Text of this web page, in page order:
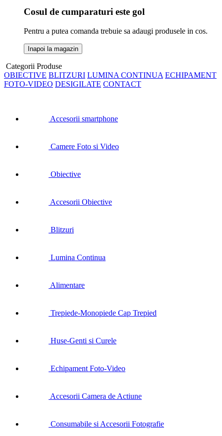
Cosul de cumparaturi este gol
Pentru a putea comanda trebuie sa adaugi produsele in cos.
Inapoi la magazin
Categorii Produse
OBIECTIVE BLITZURI LUMINA CONTINUA ECHIPAMENT
FOTO-VIDEO DESIGILATE CONTACT
Accesorii smartphone
Camere Foto si Video
Obiective
Accesorii Obiective
Blitzuri
Lumina Continua
Alimentare
Trepiede-Monopiede Cap Trepied
Huse-Genti si Curele
Echipament Foto-Video
Accesorii Camera de Actiune
Consumabile si Accesorii Fotografie